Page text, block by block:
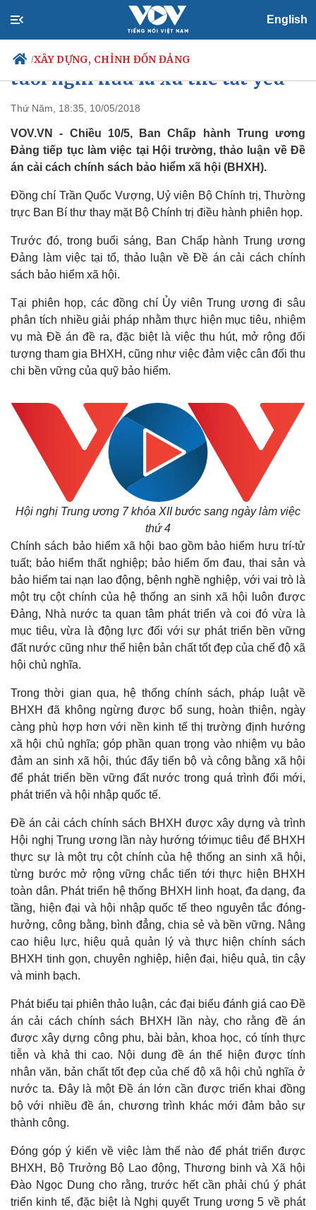
English
/XÂY DỰNG, CHỈNH ĐỐN ĐẢNG
Chính trị
Đảng
Tổ chức nhân sự
Nhận diện sự thật
Xã hội
Tin 24h
Dự báo thời tiết
Dấu ấn VOV
Việc làm
Thế giới
Quan sát
Cuộc sống đó đây
Hồ sơ
Multimedia
Video
E-Magazine
Infographic
Hội nghị T.Ư 7: Điều chỉnh độ
tuổi nghỉ hưu là xu thế tất yếu
Thứ Năm, 18:35, 10/05/2018
VOV.VN - Chiều 10/5, Ban Chấp hành Trung ương
Đảng tiếp tục làm việc tại Hội trường, thảo luận về Đề
án cải cách chính sách bảo hiểm xã hội (BHXH).
Đồng chí Trần Quốc Vượng, Uỷ viên Bộ Chính trị, Thường
trực Ban Bí thư thay mặt Bộ Chính trị điều hành phiên họp.
Trước đó, trong buổi sáng, Ban Chấp hành Trung ương
Đảng làm việc tại tổ, thảo luận về Đề án cải cách chính
sách bảo hiểm xã hội.
Tại phiên họp, các đồng chí Ủy viên Trung ương đi sâu
phân tích nhiều giải pháp nhằm thực hiện mục tiêu, nhiệm
vụ mà Đề án đề ra, đặc biệt là việc thu hút, mở rộng đối
tượng tham gia BHXH, cũng như việc đảm việc cân đối thu
chi bền vững của quỹ bảo hiểm.
Hội nghị Trung ương 7 khóa XII bước sang ngày làm việc
thứ 4
Chính sách bảo hiểm xã hội bao gồm bảo hiểm hưu trí-tử
tuất; bảo hiểm thất nghiệp; bảo hiểm ốm đau, thai sản và
bảo hiểm tai nạn lao động, bệnh nghề nghiệp, với vai trò là
một trụ cột chính của hệ thống an sinh xã hội luôn được
Đảng, Nhà nước ta quan tâm phát triển và coi đó vừa là
mục tiêu, vừa là động lực đối với sự phát triển bền vững
đất nước cũng như thể hiện bản chất tốt đẹp của chế độ xã
hội chủ nghĩa.
Trong thời gian qua, hệ thống chính sách, pháp luật về
BHXH đã không ngừng được bổ sung, hoàn thiện, ngày
càng phù hợp hơn với nền kinh tế thị trường định hướng
xã hội chủ nghĩa; góp phần quan trọng vào nhiệm vụ bảo
đảm an sinh xã hội, thúc đẩy tiến bộ và công bằng xã hội
để phát triển bền vững đất nước trong quá trình đổi mới,
phát triển và hội nhập quốc tế.
Đề án cải cách chính sách BHXH được xây dựng và trình
Hội nghị Trung ương lần này hướng tớimục tiêu để BHXH
thực sự là một trụ cột chính của hệ thống an sinh xã hội,
từng bước mở rộng vững chắc tiến tới thực hiện BHXH
toàn dân. Phát triển hệ thống BHXH linh hoạt, đa dạng, đa
tầng, hiện đại và hội nhập quốc tế theo nguyên tắc đóng-
hưởng, công bằng, bình đẳng, chia sẻ và bền vững. Nâng
cao hiệu lực, hiệu quả quản lý và thực hiện chính sách
BHXH tinh gọn, chuyên nghiệp, hiện đại, hiệu quả, tin cậy
và minh bạch.
Phát biểu tại phiên thảo luận, các đại biểu đánh giá cao Đề
án cải cách chính sách BHXH lần này, cho rằng đề án
được xây dựng công phu, bài bản, khoa học, có tính thực
tiễn và khả thi cao. Nội dung đề án thể hiện được tính
nhân văn, bản chất tốt đẹp của chế độ xã hội chủ nghĩa ở
nước ta. Đây là một Đề án lớn cần được triển khai đồng
bộ với nhiều đề án, chương trình khác mới đảm bảo sự
thành công.
Đóng góp ý kiến về việc làm thế nào để phát triển được
BHXH, Bộ Trưởng Bộ Lao động, Thương binh và Xã hội
Đào Ngọc Dung cho rằng, trước hết cần phải chú ý phát
triển kinh tế, đặc biệt là Nghị quyết Trung ương 5 về phát